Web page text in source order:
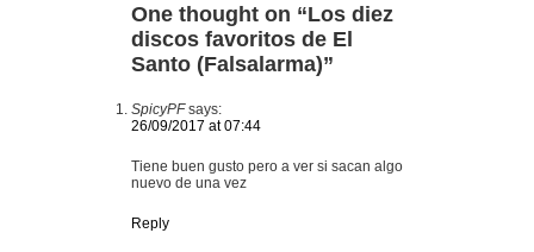
One thought on “Los diez
discos favoritos de El
Santo (Falsalarma)”
SpicyPF says:
26/09/2017 at 07:44
Tiene buen gusto pero a ver si sacan algo
nuevo de una vez
Reply